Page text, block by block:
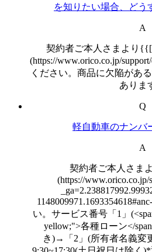
を知りたい場合、どう
A
契約者ご本人さまより
(https://www.orico.co.jp/
ください。商品に欠陥があ
ありま
Q
軽自動車のナンバ
A
契約者ご本人さま
(https://www.orico.co.jp/
い。サービス番号「1」
yellow;">各種ローン</
き)→「2」(所有者名義変